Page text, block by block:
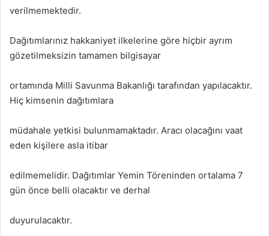
verilmemektedir.
Dağıtımlarınız hakkaniyet ilkelerine göre hiçbir ayrım
gözetilmeksizin tamamen bilgisayar
ortamında Milli Savunma Bakanlığı tarafından yapılacaktır.
Hiç kimsenin dağıtımlara
müdahale yetkisi bulunmamaktadır. Aracı olacağını vaat
eden kişilere asla itibar
edilmemelidir. Dağıtımlar Yemin Töreninden ortalama 7
gün önce belli olacaktır ve derhal
duyurulacaktır.